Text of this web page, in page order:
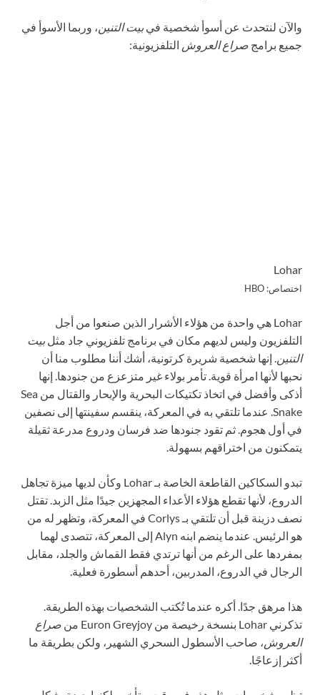
والآن لنتحدث عن أسوأ شخصية في بيت التنين، وربما الأسوأ في
جميع برامج صراع العروش التلفزيونية:
Lohar
اختصاص: HBO
Lohar هي واحدة من هؤلاء الأشرار الذين صنعوا من أجل
التلفزيون وليس لديهم مكان في برنامج تلفزيوني جاد مثل بيت
التنين . إنها شخصية شريرة كرتونية، أشك أننا مطلوب منا أن
نحبها لأنها امرأة قوية. تأمر بولاء غير متزعزع من جنودها. إنها
أذكى وأفضل في اتخاذ تكتيكات البحرية والإبحار والقتال من Sea
Snake. عندما تلتقي به في المعركة، ينقسم سفينتها إلى نصفين
في أول هجوم. ثم تقود جنودها ضد فرسان ودروع مدرعة ثقيلة
يتمكنون من اختراقهم بسهولة.
تبدو السكاكين القاطعة الخاصة بـ Lohar وكأن لديها ميزة تجاهل
الدروع، لأنها تقطع هؤلاء الأعداء المجهزين جيدًا مثل الزبد. تقتل
نصف دزينة قبل أن تلتقي بـ Corlys في المعركة، وتظهر له من
هو الرئيس. عندما ينضم ابنه Alyn إلى المعركة، تتصدى لهما
بمفردها على الرغم من أنها ترتدي فقط القماش والجلد، مقابل
الرجال في الدروع، المدربين، أحدهم أسطورة فعلية.
هذا مرهق جدًا. أكره عندما تُكتب الشخصيات بهذه الطريقة.
تذكرني Lohar بنسخة رخيصة من Euron Greyjoy من
صراع
العروش، صاحب الأسطول السحري الشهير، ولكن بطريقة ما
أكثر إزعاجًا.